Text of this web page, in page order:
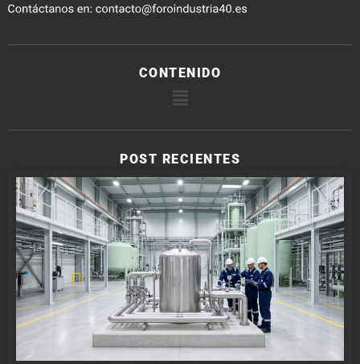
CONTENIDO
POST RECIENTES